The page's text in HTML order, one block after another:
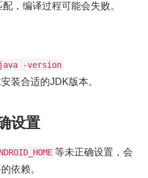
，编译过程可能会失败。
java -version
装合适的JDK版本。
设置
等未正确设置，会
依赖。